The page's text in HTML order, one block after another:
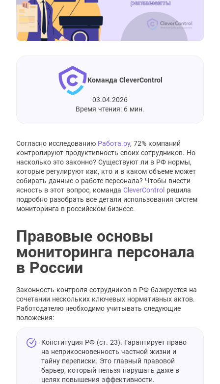
Команда CleverControl
03.04.2026
Время чтения: 6 мин.
Согласно исследованию Работа.ру, 72% компаний
контролируют продуктивность своих сотрудников. Но
насколько это законно? Существуют ли в РФ нормы,
которые регулируют как, кто и в каком объеме может
собирать данные о работе персонала? Чтобы внести
ясность в этот вопрос, команда CleverControl решила
подробно разобрать все детали использования систем
мониторинга в российском бизнесе.
Правовые основы
мониторинга персонала
в России
Законность контроля сотрудников в РФ базируется на
сочетании нескольких ключевых нормативных актов.
Работодателю необходимо учитывать следующие
положения:
Конституция РФ (ст. 23). Гарантирует право
на неприкосновенность частной жизни и
тайну переписки. Это главный правовой
барьер, который нельзя нарушать даже в
целях повышения эффективности.